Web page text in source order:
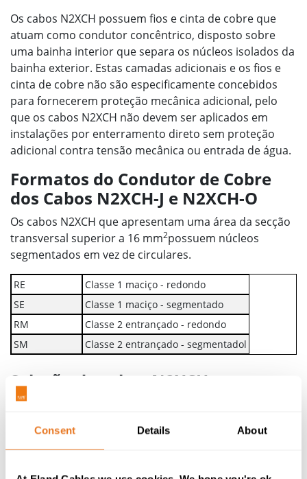
Consent Details About
Os cabos N2XCH possuem fios e cinta de cobre que
atuam como condutor concêntrico, disposto sobre
uma bainha interior que separa os núcleos isolados da
bainha exterior. Estas camadas adicionais e os fios e
cinta de cobre não são especificamente concebidos
para fornecerem proteção mecânica adicional, pelo
que os cabos N2XCH não devem ser aplicados em
instalações por enterramento direto sem proteção
adicional contra tensão mecânica ou entrada de água.
Formatos do Condutor de Cobre
dos Cabos N2XCH-J e N2XCH-O
Os cabos N2XCH que apresentam uma área da secção
transversal superior a 16 mm2possuem núcleos
segmentados em vez de circulares.
RE
Classe 1 maciço - redondo
SE
Classe 1 maciço - segmentado
RM
Classe 2 entrançado - redondo
SM
Classe 2 entrançado - segmentadol
Seleção de cabos N2XCH
Além do nosso portfólio de cabos de alimentação
IEC60502-1, incluindo o cabo N2XH
, fornecemos
também cabos de alimentação de baixa tensão